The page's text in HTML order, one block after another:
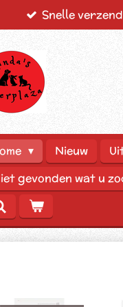
Snelle
Nieuw
gevonden wat u